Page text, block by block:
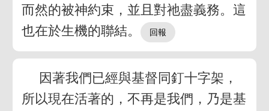
而然的被神約束，並且對祂盡義務。這
也在於生機的聯結。
因著我們已經與基督同釘十字架，
所以現在活著的，不再是我們，乃是基